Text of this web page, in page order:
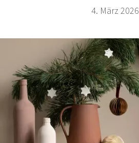
Anlässe
Sprüche
4. März 2026